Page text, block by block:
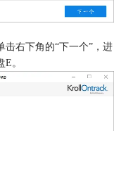
击右下角的“下一个”，进
。